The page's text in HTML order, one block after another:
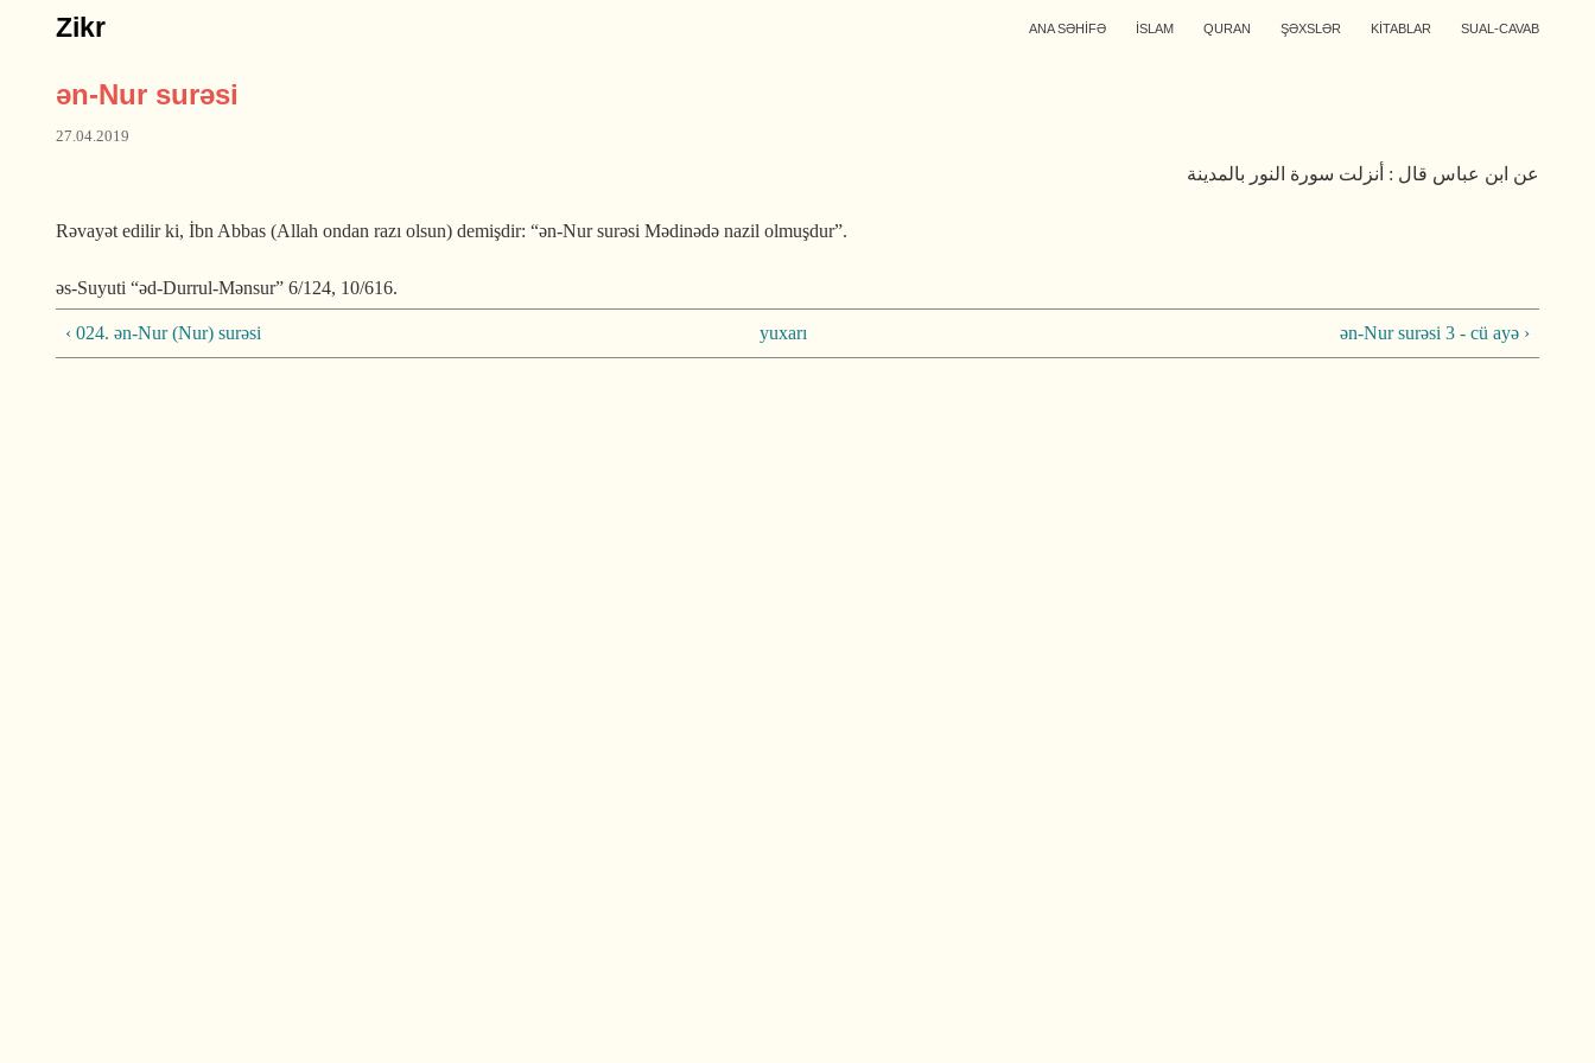
Zikr ANA SƏHİFƏ İSLAM QURAN ŞƏXSLƏR KİTABLAR SUAL-CAVAB
ən-Nur surəsi
27.04.2019
عن ابن عباس قال : أنزلت سورة النور بالمدينة
Rəvayət edilir ki, İbn Abbas (Allah ondan razı olsun) demişdir: “ən-Nur surəsi Mədinədə nazil olmuşdur”.
əs-Suyuti “əd-Durrul-Mənsur” 6/124, 10/616.
‹ 024. ən-Nur (Nur) surəsi yuxarı ən-Nur surəsi 3 - cü ayə ›